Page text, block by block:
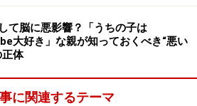
で教えたやり方の一部を省略した
やり方とは違うけれど、それなり
の場合などです。
て脳に悪影響？「うちの子は
大好き」な親が知っておくべき“悪い
正体
に関連するテーマ